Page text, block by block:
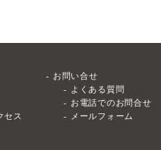
セス
お問い合せ
よくある質問
お電話でのお問合せ
メールフォーム